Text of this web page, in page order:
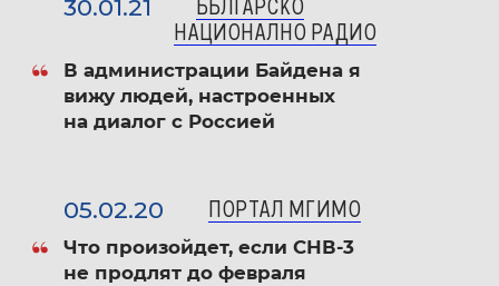
30.01.21
БЪЛГАРСКО
НАЦИОНАЛНО РАДИО
В администрации Байдена я
вижу людей, настроенных
на диалог с Россией
05.02.20 ПОРТАЛ МГИМО
Что произойдет, если СНВ-3
не продлят до февраля